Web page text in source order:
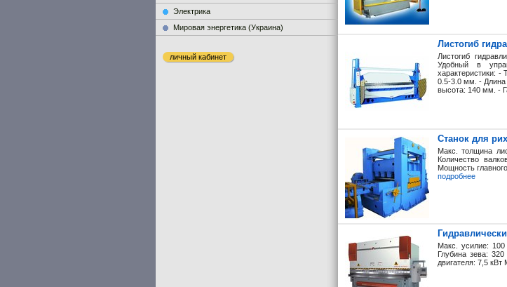
Электрика
Мировая энергетика (Украина)
личный кабинет
Листогиб
Листогиб
Удобный в
характеристики:
0.5-3.0 мм. - Длина
высота: 140 мм. -
Станок для
Макс. толщина
Количество
Мощность
подробнее
Макс. усилие:
Глубина зева:
двигателя: 7,5